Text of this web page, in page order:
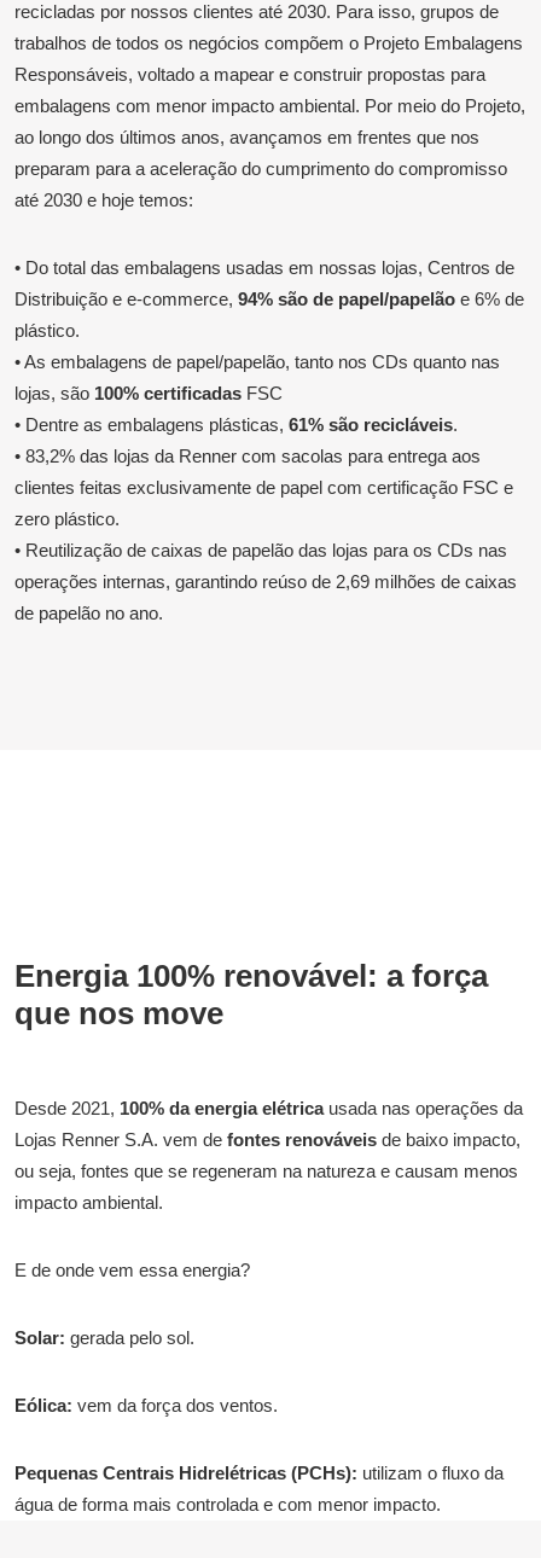
recicladas por nossos clientes até 2030. Para isso, grupos de
trabalhos de todos os negócios compõem o Projeto Embalagens
Responsáveis, voltado a mapear e construir propostas para
embalagens com menor impacto ambiental. Por meio do Projeto,
ao longo dos últimos anos, avançamos em frentes que nos
preparam para a aceleração do cumprimento do compromisso
até 2030 e hoje temos:
• Do total das embalagens usadas em nossas lojas, Centros de
Distribuição e e-commerce, 94% são de papel/papelão e 6% de
plástico.
• As embalagens de papel/papelão, tanto nos CDs quanto nas
lojas, são 100% certificadas FSC
• Dentre as embalagens plásticas, 61% são recicláveis.
• 83,2% das lojas da Renner com sacolas para entrega aos
clientes feitas exclusivamente de papel com certificação FSC e
zero plástico.
• Reutilização de caixas de papelão das lojas para os CDs nas
operações internas, garantindo reúso de 2,69 milhões de caixas
de papelão no ano.
Energia 100% renovável: a força
que nos move
Desde 2021, 100% da energia elétricausada nas operações da
Lojas Renner S.A. vem de fontes renováveis de baixo impacto,
ou seja, fontes que se regeneram na natureza e causam menos
impacto ambiental.
E de onde vem essa energia?
Solar: gerada pelo sol.
Eólica: vem da força dos ventos.
Pequenas Centrais Hidrelétricas (PCHs): utilizam o fluxo da
água de forma mais controlada e com menor impacto.